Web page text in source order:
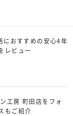
におすすめの安心4年
レビュー
工房 町田店をフォ
もご紹介